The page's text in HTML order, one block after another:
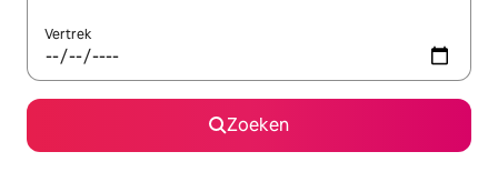
Vertrek
Zoeken